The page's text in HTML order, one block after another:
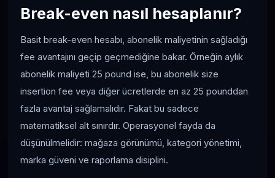
Break-even nasıl hesaplanır?
Basit break-even hesabı, abonelik maliyetinin sağladığı
fee avantajını geçip geçmediğine bakar. Örneğin aylık
abonelik maliyeti 25 pound ise, bu abonelik size
insertion fee veya diğer ücretlerde en az 25 pounddan
fazla avantaj sağlamalıdır. Fakat bu sadece
matematiksel alt sınırdır. Operasyonel fayda da
düşünülmelidir: mağaza görünümü, kategori yönetimi,
marka güveni ve raporlama disiplini.